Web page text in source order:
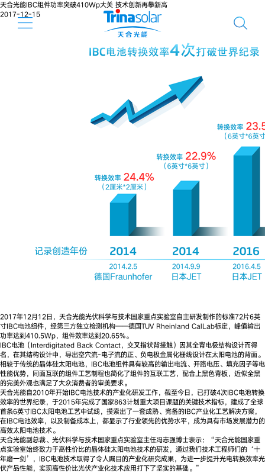
天合光能IBC组件功率突破410Wp大关 技术创新再攀新高
2017-12-15
2017年12月12日，天合光能光伏科学与技术国家重点实验室自主研发制作的标准72片6英
寸IBC电池组件，经第三方独立检测机构——德国TUV Rheinland CalLab标定，峰值输出
功率达到410.5Wp，组件效率达到20.65%。
IBC电池（Interdigitated Back Contact，交叉指状背接触）因其全背电极结构设计而得
名，在其结构设计中，导出空穴流-电子流的正、负电极金属化栅线设计在太阳电池的背面。
相较于传统的晶体硅太阳电池，IBC电池组件具有较高的输出电流、开路电压、填充因子等电
性能优势，同面互联的组件工艺制程也简化了组件的互联工艺，配合上黑色背板，近似全黑
的完美外观也满足了大众消费者的审美要求。
天合光能自2010年开始IBC电池技术的产业化研发工作，截至今日，已打破4次IBC电池转换
效率的世界纪录，于2015年完成了国家863计划重大项目课题的关键技术指标，建成了全球
首条6英寸IBC太阳电池工艺中试线，摸索出了一套成熟、完备的IBC产业化工艺解决方案，
在IBC电池效率，以及制备成本上，都显示了行业领先的优势水平，成为具有市场发展潜力的
高效太阳电池技术。
天合光能副总裁、光伏科学与技术国家重点实验室主任冯志强博士表示：“天合光能国家重
点实验室始终致力于高性价比的晶体硅太阳电池技术的研发，通过我们技术工程师们的‘十
年磨一剑’，IBC电池技术取得了令人瞩目的产业化研究成果，为进一步提升光电转换效率光
伏产品性能，实现高性价比光伏产业化技术应用打下了坚实的基础。”